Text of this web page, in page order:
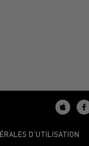
D’UTILISATION